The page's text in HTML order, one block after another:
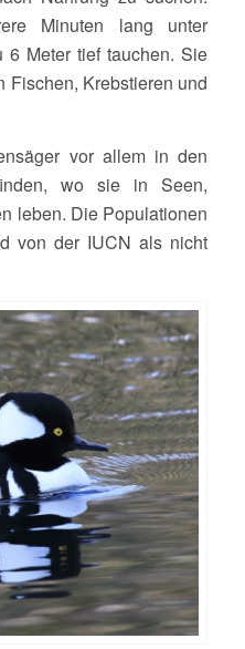
Minuten lang unter
Meter tief tauchen. Sie
Fischen, Krebstieren und
vor allem in den
wo sie in Seen,
leben. Die Populationen
von der IUCN als nicht